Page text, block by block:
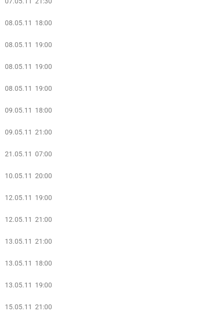
08.05.11 18:00
08.05.11 19:00
08.05.11 19:00
08.05.11 19:00
09.05.11 18:00
09.05.11 21:00
21.05.11 07:00
10.05.11 20:00
12.05.11 19:00
12.05.11 21:00
13.05.11 21:00
13.05.11 18:00
13.05.11 19:00
15.05.11 21:00